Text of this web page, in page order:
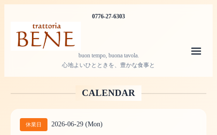
0776-27-6303
buon tempo, buona tavola.
心地よいひとときを、豊かな食事と
CALENDAR
休業日 2026-06-29 (Mon)